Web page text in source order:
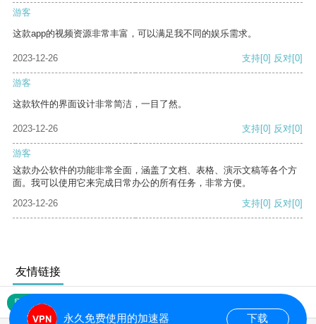
游客
这款app的视频资源非常丰富，可以满足我不同的娱乐需求。
2023-12-26 支持[0] 反对[0]
游客
这款软件的界面设计非常简洁，一目了然。
2023-12-26 支持[0] 反对[0]
游客
这款办公软件的功能非常全面，涵盖了文档、表格、演示文稿等各个方
面。我可以使用它来完成日常办公的所有任务，非常方便。
2023-12-26
支持[0] 反对[0]
友情链接
网站地图
永久免费使用的加速器 下载